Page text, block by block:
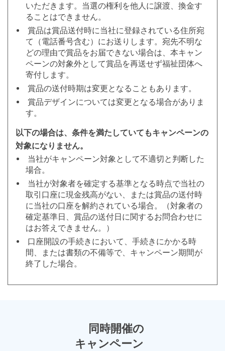
いただきます。当選の権利を他人に譲渡、換金す
ることはできません。
賞品は賞品送付時に当社に登録されている住所宛
て（電話番号含む）にお送りします。宛先不明な
どの理由で賞品をお届できない場合は、本キャン
ペーンの対象外として賞品を再送せず福祉団体へ
寄付します。
賞品の送付時期は変更となることもあります。
賞品デザインについては変更となる場合がありま
す。
以下の場合は、条件を満たしていてもキャンペーンの
対象になりません。
当社がキャンペーン対象として不適切と判断した
場合。
当社が対象者を確定する基準となる時点で当社の
取引口座に現金残高がない、または賞品の送付時
に当社の口座を解約されている場合。（対象者の
確定基準日、賞品の送付日に関するお問合わせに
はお答えできません。）
口座開設の手続きにおいて、手続きにかかる時
間、または書類の不備等で、キャンペーン期間が
終了した場合。
同時開催の
キャンペーン